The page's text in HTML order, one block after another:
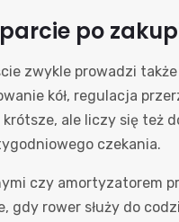
po
zwykle prowadzi także
kół, regulacja
ale liczy się też
czekania.
czy amortyzatorem
gdy rower służy do